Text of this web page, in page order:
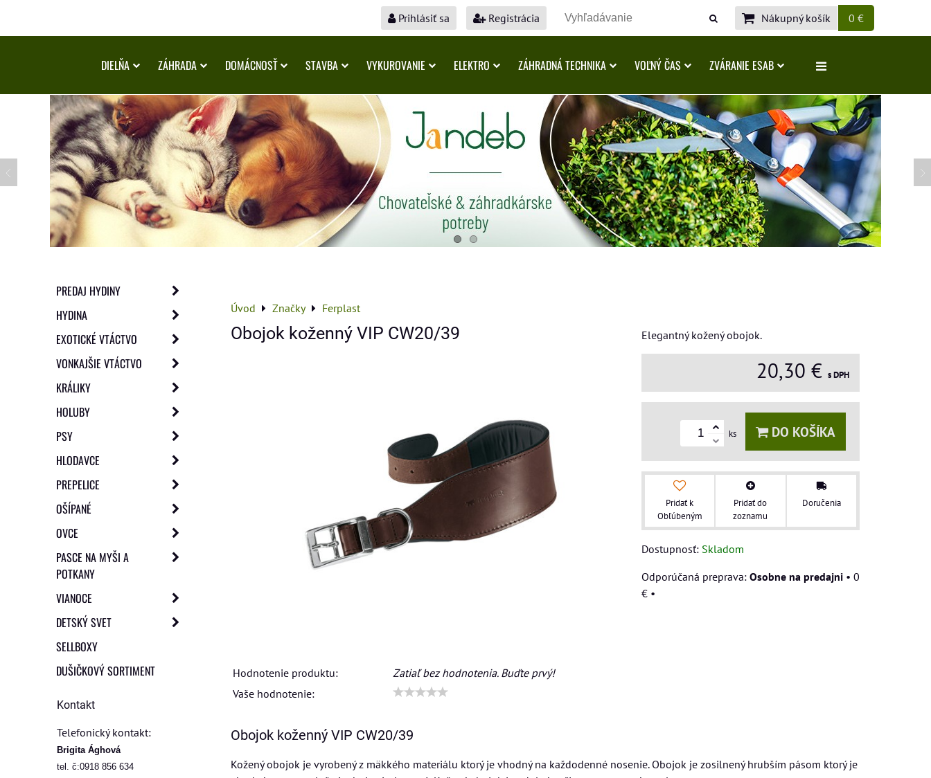
Prihlásiť sa Registrácia Nákupný košík 0 €
DIELŇA ZÁHRADA DOMÁCNOSŤ STAVBA VYKUROVANIE ELEKTRO ZÁHRADNÁ TECHNIKA VOĽNÝ ČAS ZVÁRANIE ESAB
Úvod Značky Ferplast
Obojok koženný VIP CW20/39
Hodnotenie produktu:
Zatiaľ bez hodnotenia. Buďte prvý!
Vaše hodnotenie:
Elegantný kožený obojok.
20,30 € s DPH
ks DO KOŠÍKA
Pridať k
Obľúbeným
Pridať do
zoznamu
Doručenia
Dostupnosť: Skladom
Osobne na predajni • 0
€ •
Obojok koženný VIP CW20/39
Kožený obojok je vyrobený z mäkkého materiálu ktorý je vhodný na každodenné nosenie. Obojok je zosilnený hrubším pásom ktorý je
PREDAJ HYDINY
HYDINA
EXOTICKÉ VTÁCTVO
VONKAJŠIE VTÁCTVO
KRÁLIKY
HOLUBY
PSY
HLODAVCE
PREPELICE
OŠÍPANÉ
OVCE
PASCE NA MYŠI A
POTKANY
VIANOCE
DETSKÝ SVET
SELLBOXY
DUŠIČKOVÝ SORTIMENT
Kontakt
Telefonický kontakt:
Brigita Ághová
tel. č:0918 856 634